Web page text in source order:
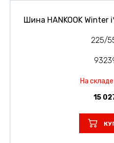
Шина HANKOOK Winter
225/
На
15